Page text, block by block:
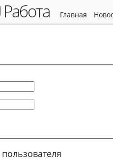
работа главная